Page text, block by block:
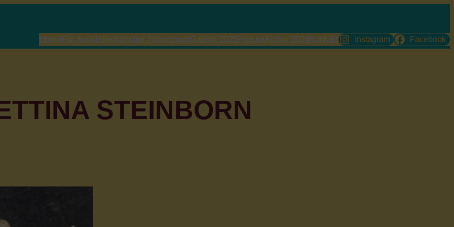
HomeFür AusstellerKünstler (Vorschau)Galerie 2025PresseArchiv 2024Kontakt Instagram Facebook
STEINBORN